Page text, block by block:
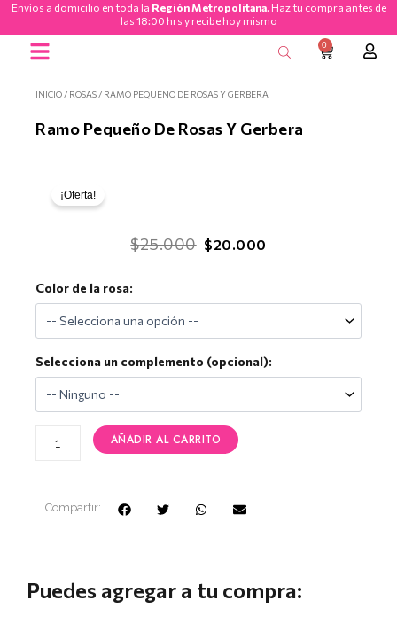
contenido
Envíos a domicilio en toda la Región Metropolitana. Haz tu compra antes de
las 18:00 hrs y recibe hoy mismo
0
CART
INICIO / ROSAS / RAMO PEQUEÑO DE ROSAS Y GERBERA
Ramo Pequeño De Rosas Y Gerbera
¡Oferta!
$25.000 El
$20.000
Color de la rosa:
Selecciona un complemento (opcional):
Ramo
Pequeño
de
Rosas
y
Gerbera
cantidad
AÑADIR AL CARRITO
Compartir:
Puedes agregar a tu compra: